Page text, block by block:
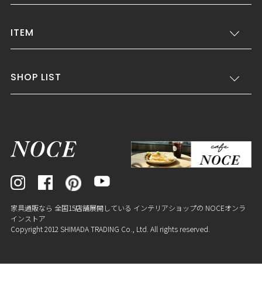
ITEM
SHOP LIST
家具通販なら 全国15店舗展開している インテリアショップの NOCEオンラ
インストア
Copyright 2012 SHIMADA TRADING Co., Ltd. All rights reserved.